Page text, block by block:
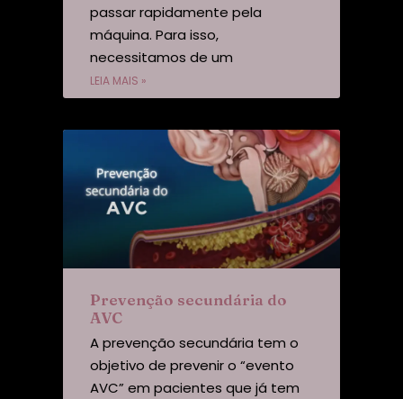
passar rapidamente pela
máquina. Para isso,
necessitamos de um
LEIA MAIS »
Prevenção secundária do
AVC
A prevenção secundária tem o
objetivo de prevenir o “evento
AVC” em pacientes que já tem